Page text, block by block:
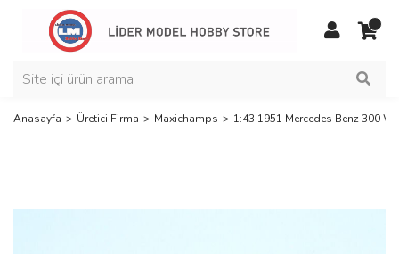
Anasayfa Üretici Firma Maxichamps 1:43 1951 Mercedes Benz 300